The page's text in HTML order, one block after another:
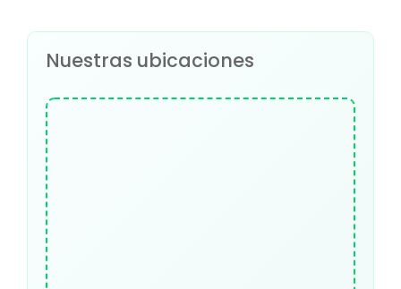
Nuestras ubicaciones